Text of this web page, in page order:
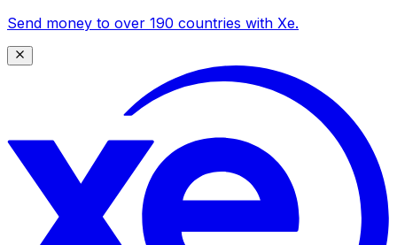
Send money to over 190 countries with Xe.